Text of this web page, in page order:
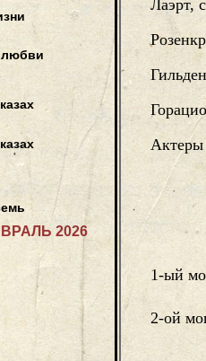
Лаэрт,
Актеры
1-ый
2-ой
любви
2026